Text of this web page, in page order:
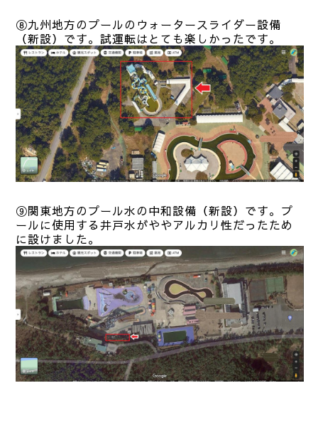
⑧九州地方のプールのウォータースライダー設備
（新設）です。試運転はとても楽しかったです。
⑨関東地方のプール水の中和設備（新設）です。プ
ールに使用する井戸水がややアルカリ性だったため
に設けました。